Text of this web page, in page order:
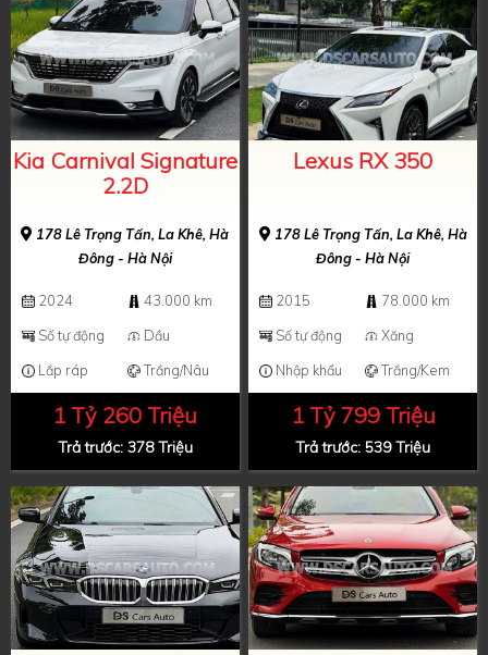
Kia Carnival Signature
2.2D
178 Lê Trọng Tấn, La Khê, Hà
Đông - Hà Nội
2024
43.000 km
Số tự động
Dầu
Lắp ráp
Trắng/Nâu
1 Tỷ 260 Triệu
Trả trước: 378 Triệu
Lexus RX 350
178 Lê Trọng Tấn, La Khê, Hà
Đông - Hà Nội
2015
78.000 km
Số tự động
Xăng
Nhập khẩu
Trắng/Kem
1 Tỷ 799 Triệu
Trả trước: 539 Triệu